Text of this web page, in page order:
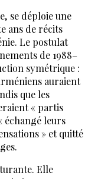
se déploie une
ans de récits
Le postulat
de 1988–
symétrique :
auraient
que les
« partis
échangé leurs
» et quitté
Elle